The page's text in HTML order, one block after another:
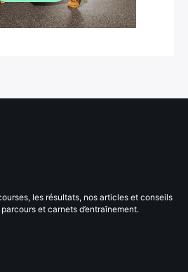
les résultats, nos articles et conseils
et carnets d’entraînement.